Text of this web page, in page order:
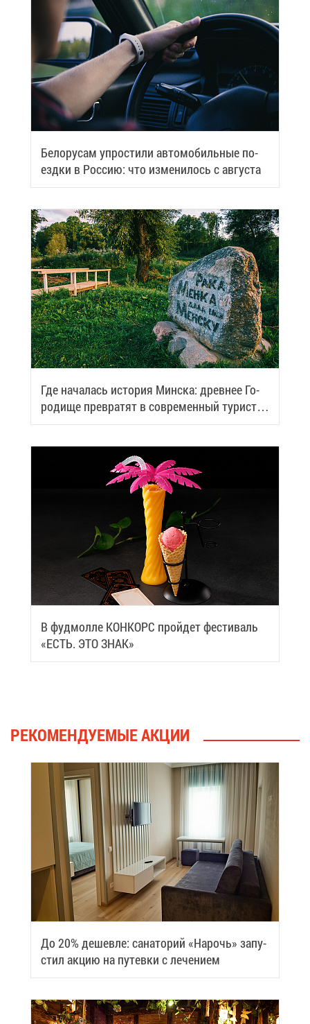
Бе­ло­ру­сам упро­сти­ли ав­то­мо­биль­ные по­
езд­ки в Рос­сию: что из­ме­ни­лось с ав­гу­ста
Где на­ча­лась ис­то­рия Мин­ска: древ­нее Го­
ро­ди­ще пре­вра­тят в со­вре­мен­ный ту­ри­сти­
че­ский центр
В фуд­мол­ле КОН­КОРС прой­дет фе­сти­валь
«ЕСТЬ. ЭТО ЗНАК»
РЕ­КО­МЕН­ДУ­Е­МЫЕ АК­ЦИИ
До 20% де­шев­ле: са­на­то­рий «На­рочь» за­пу­
стил ак­цию на пу­тев­ки с ле­че­ни­ем